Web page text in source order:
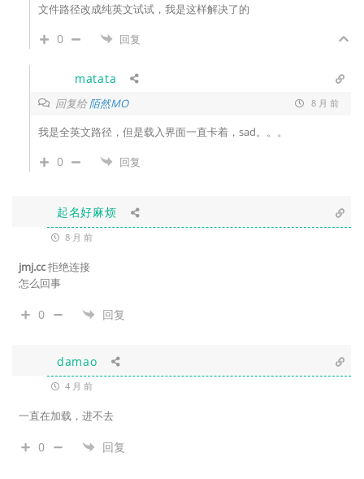
文件路径改成纯英文试试，我是这样解决了的
0 回复
matata
回复给陌然MO 8 月 前
我是全英文路径，但是载入界面一直卡着，sad。。。
0 回复
起名好麻烦
8 月 前
jmj.cc拒绝连接
怎么回事
0 回复
damao
4 月 前
一直在加载，进不去
0 回复